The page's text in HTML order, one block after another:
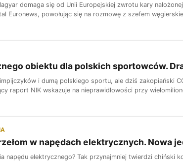
domaga się od Unii Europejskiej zwrotu kary
Euronews, powołując się na rozmowę z szefem
obiektu dla polskich sportowców.
i dumą polskiego sportu, ale dziś zakopiański
raport NIK wskazuje na nieprawidłowości przy
w napędach elektrycznych. Nowa
napędu elektrycznego? Tak przynajmniej twierdzi chiński